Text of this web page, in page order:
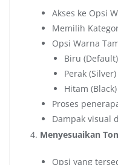
Akses ke Opsi
Memilih
Opsi Warna
Biru (Default)
Perak (Silver)
Hitam (Black)
Proses
Dampak visual
Menyesuaikan
Opsi yang